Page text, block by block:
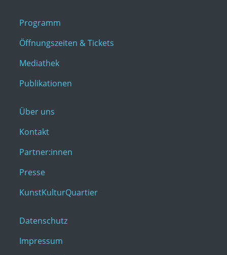
Programm
Öffnungszeiten & Tickets
Mediathek
Publikationen
Über uns
Kontakt
Partner:innen
Presse
KunstKulturQuartier
Datenschutz
Impressum